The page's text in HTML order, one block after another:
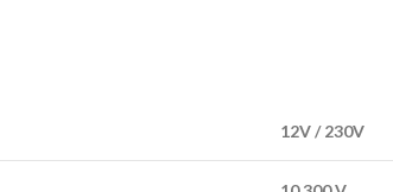
12V / 230V